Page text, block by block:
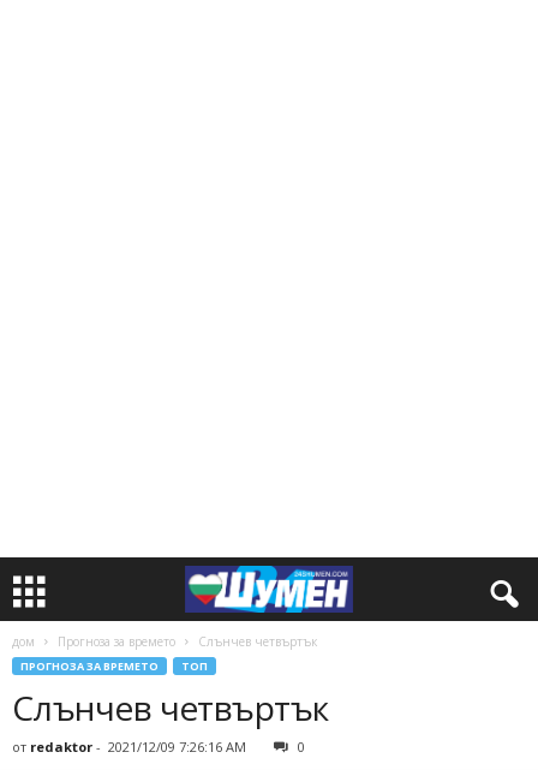
дом Прогноза за времето Слънчев четвъртък
ПРОГНОЗА ЗА ВРЕМЕТО ТОП
Слънчев четвъртък
от redaktor - 2021/12/09 7:26:16 AM 0